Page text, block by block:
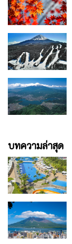
บทความล่าสุด